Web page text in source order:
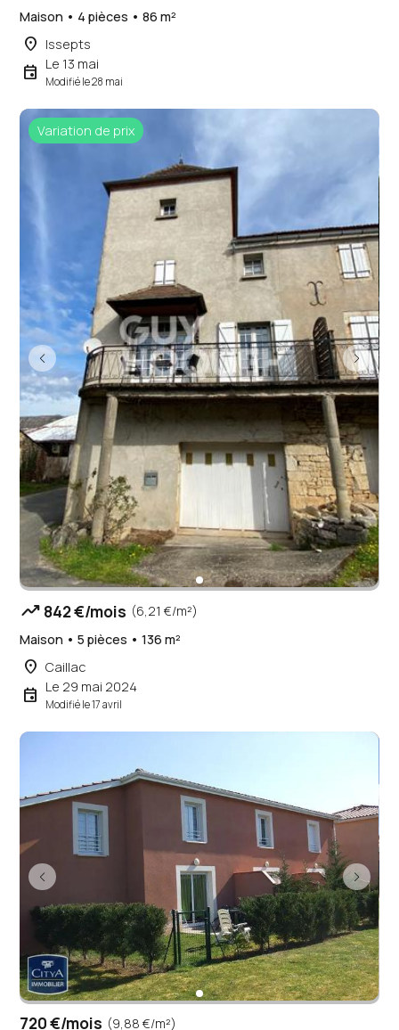
Maison • 4 pièces • 86 m²
place Issepts
event Le 13 mai
Modifié le 28 mai
Variation de prix
trending_up 842 €/mois (6,21 €/m²)
Maison • 5 pièces • 136 m²
place Caillac
event Le 29 mai 2024
Modifié le 17 avril
720 €/mois (9,88 €/m²)